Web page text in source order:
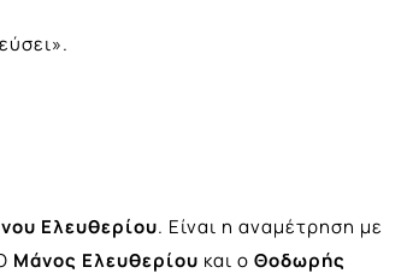
Ελευθερίου. Είναι η αναμέτρηση με
Μάνος Ελευθερίου και ο Θοδωρής